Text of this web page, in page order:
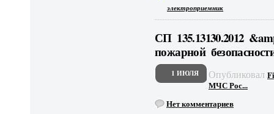
электроприемник
СП 135.13130.2012
пожарной
1 ИЮЛЯ Опубликовал
МЧС Рос...
Нет комментариев